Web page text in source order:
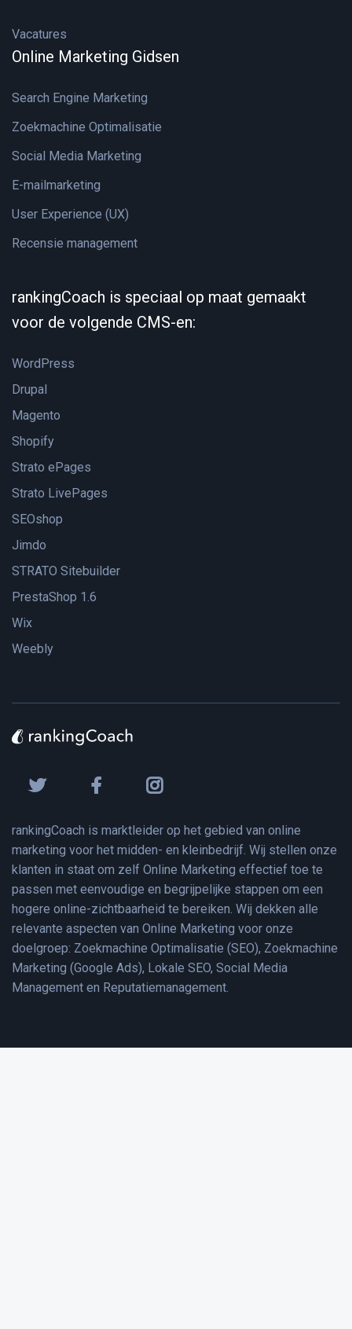
Vacatures
Online Marketing Gidsen
Search Engine Marketing
Zoekmachine Optimalisatie
Social Media Marketing
E-mailmarketing
User Experience (UX)
Recensie management
rankingCoach is speciaal op maat gemaakt
voor de volgende CMS-en:
WordPress
Drupal
Magento
Shopify
Strato ePages
Strato LivePages
SEOshop
Jimdo
STRATO Sitebuilder
PrestaShop 1.6
Wix
Weebly
rankingCoach is marktleider op het gebied van online
marketing voor het midden- en kleinbedrijf. Wij stellen onze
klanten in staat om zelf Online Marketing effectief toe te
passen met eenvoudige en begrijpelijke stappen om een
hogere online-zichtbaarheid te bereiken. Wij dekken alle
relevante aspecten van Online Marketing voor onze
doelgroep: Zoekmachine Optimalisatie (SEO), Zoekmachine
Marketing (Google Ads), Lokale SEO, Social Media
Management en Reputatiemanagement.